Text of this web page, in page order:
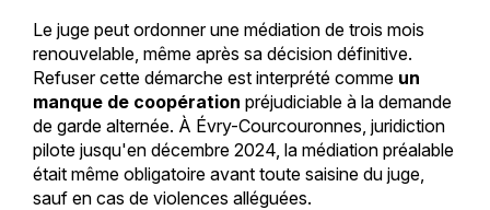
Le juge peut ordonner une médiation de trois mois
renouvelable, même après sa décision définitive.
Refuser cette démarche est interprété comme un
manque de coopération préjudiciable à la demande
de garde alternée. À Évry-Courcouronnes, juridiction
pilote jusqu'en décembre 2024, la médiation préalable
était même obligatoire avant toute saisine du juge,
sauf en cas de violences alléguées.